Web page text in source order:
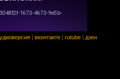
вконтакте rutube дзен